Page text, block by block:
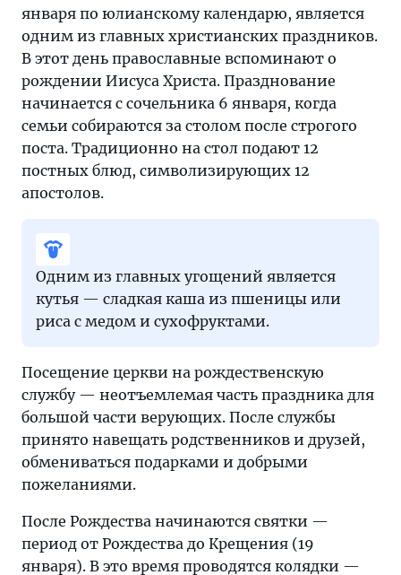
января по юлианскому календарю, является
одним из главных христианских праздников.
В этот день православные вспоминают о
рождении Иисуса Христа. Празднование
начинается с сочельника 6 января, когда
семьи собираются за столом после строгого
поста. Традиционно на стол подают 12
постных блюд, символизирующих 12
апостолов.
Одним из главных угощений является
кутья — сладкая каша из пшеницы или
риса с медом и сухофруктами.
Посещение церкви на рождественскую
службу — неотъемлемая часть праздника для
большой части верующих. После службы
принято навещать родственников и друзей,
обмениваться подарками и добрыми
пожеланиями.
После Рождества начинаются святки —
период от Рождества до Крещения (19
января). В это время проводятся колядки —